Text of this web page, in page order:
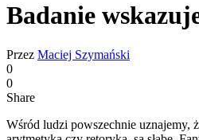
Badanie
Przez Maciej Szymański
0
0
Share
Wśród ludzi powszechnie uznajemy,